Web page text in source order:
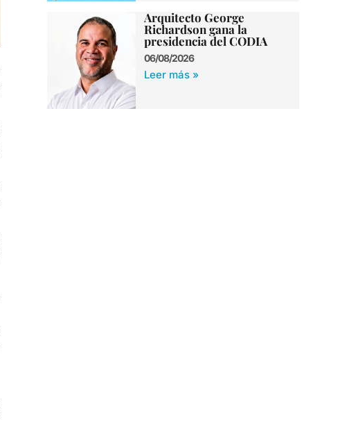
Arquitecto George
Richardson gana la
presidencia del CODIA
06/08/2026
Leer más »